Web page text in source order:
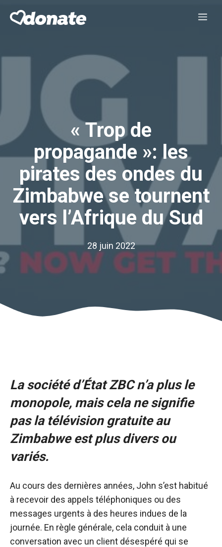
« Trop de
propagande »: les
pirates des ondes du
Zimbabwe se tournent
vers l’Afrique du Sud
28 juin 2022
La société d’État ZBC n’a plus le
monopole, mais cela ne signifie
pasla télévision gratuite au
Zimbabwe estplus divers ou
variés.
Au cours des dernières années, John s’est habitué
à recevoir des appels téléphoniques ou des
messages urgents à des heures indues de la
journée. En règle générale, cela conduit à une
conversation avec un client désespéré qui se